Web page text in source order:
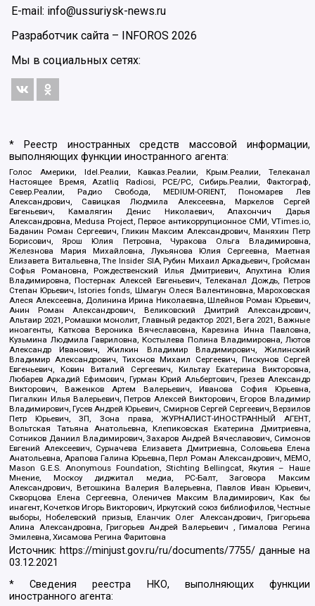
E-mail: info@ussuriysk-news.ru
Разработчик сайта –
INFOROS 2026
Мы в социальных сетях:
* Реестр иностранных средств массовой информации,
выполняющих функции иностранного агента:
Голос Америки, Idel.Реалии, Кавказ.Реалии, Крым.Реалии, Телеканал
Настоящее Время, Azatliq Radiosi, PCE/PC, Сибирь.Реалии, Фактограф,
Север.Реалии, Радио Свобода, MEDIUM-ORIENT, Пономарев Лев
Александрович, Савицкая Людмила Алексеевна, Маркелов Сергей
Евгеньевич, Камалягин Денис Николаевич, Апахончич Дарья
Александровна, Medusa Project, Первое антикоррупционное СМИ, VTimes.io,
Баданин Роман Сергеевич, Гликин Максим Александрович, Маняхин Петр
Борисович, Ярош Юлия Петровна, Чуракова Ольга Владимировна,
Железнова Мария Михайловна, Лукьянова Юлия Сергеевна, Маетная
Елизавета Витальевна, The Insider SIA, Рубин Михаил Аркадьевич, Гройсман
Софья Романовна, Рождественский Илья Дмитриевич, Апухтина Юлия
Владимировна, Постернак Алексей Евгеньевич, Телеканал Дождь, Петров
Степан Юрьевич, Istories fonds, Шмагун Олеся Валентиновна, Мароховская
Алеся Алексеевна, Долинина Ирина Николаевна, Шлейнов Роман Юрьевич,
Анин Роман Александрович, Великовский Дмитрий Александрович,
Альтаир 2021, Ромашки монолит, Главный редактор 2021, Вега 2021, Важные
иноагенты, Каткова Вероника Вячеславовна, Карезина Инна Павловна,
Кузьмина Людмила Гавриловна, Костылева Полина Владимировна, Лютов
Александр Иванович, Жилкин Владимир Владимирович, Жилинский
Владимир Александрович, Тихонов Михаил Сергеевич, Пискунов Сергей
Евгеньевич, Ковин Виталий Сергеевич, Кильтау Екатерина Викторовна,
Любарев Аркадий Ефимович, Гурман Юрий Альбертович, Грезев Александр
Викторович, Важенков Артем Валерьевич, Иванова София Юрьевна,
Пигалкин Илья Валерьевич, Петров Алексей Викторович, Егоров Владимир
Владимирович, Гусев Андрей Юрьевич, Смирнов Сергей Сергеевич, Верзилов
Петр Юрьевич, ЗП, Зона права, ЖУРНАЛИСТ-ИНОСТРАННЫЙ АГЕНТ,
Вольтская Татьяна Анатольевна, Клепиковская Екатерина Дмитриевна,
Сотников Даниил Владимирович, Захаров Андрей Вячеславович, Симонов
Евгений Алексеевич, Сурначева Елизавета Дмитриевна, Соловьева Елена
Анатольевна, Арапова Галина Юрьевна, Перл Роман Александрович, МЕМО,
Mason G.E.S. Anonymous Foundation, Stichting Bellingcat, Якутия – Наше
Мнение, Москоу диджитал медиа, РС-Балт, Заговора Максим
Александрович, Ветошкина Валерия Валерьевна, Павлов Иван Юрьевич,
Скворцова Елена Сергеевна, Оленичев Максим Владимирович, Как бы
инагент, Кочетков Игорь Викторович, Иркутский союз библиофилов, Честные
выборы, Нобелевский призыв, Еланчик Олег Александрович, Григорьева
Алина Александровна, Григорьев Андрей Валерьевич , Гималова Регина
Эмилевна, Хисамова Регина Фаритовна
Источник: https://minjust.gov.ru/ru/documents/7755/ данные на
03.12.2021
* Сведения реестра НКО, выполняющих функции
иностранного агента: